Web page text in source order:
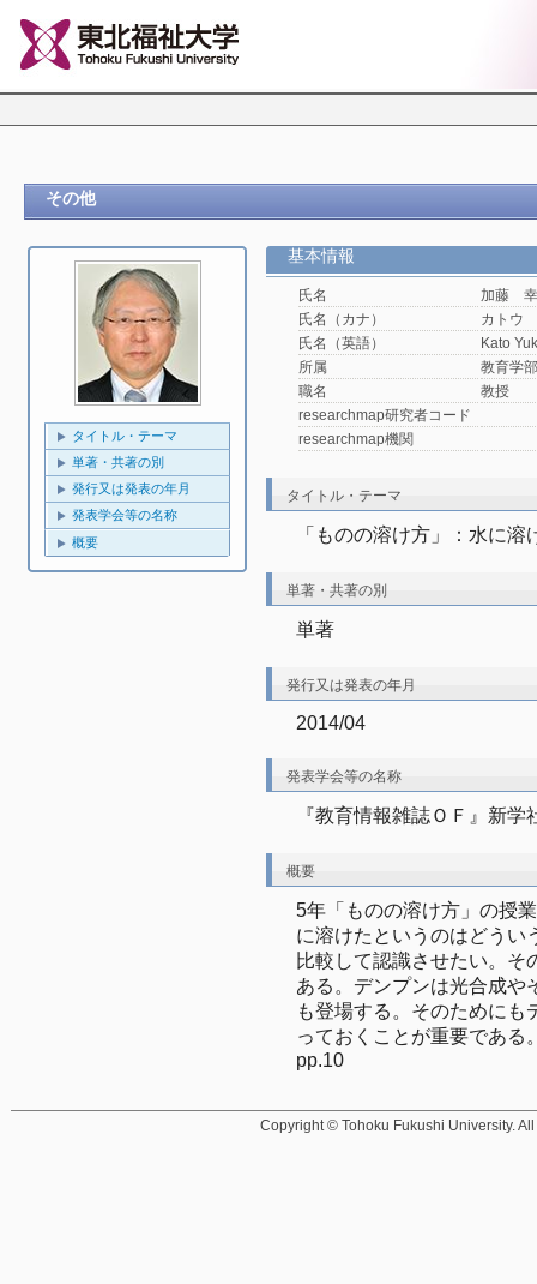
その他
タイトル・テーマ
単著・共著の別
発行又は発表の年月
発表学会等の名称
概要
基本情報
氏名
加藤
氏名（カナ）
カトウ
氏名（英語）
Kato
所属
教育学
職名
教授
researchmap研究者コード
researchmap機関
タイトル・テーマ
「ものの溶け方」：水に
単著・共著の別
単著
発行又は発表の年月
2014/04
発表学会等の名称
『教育情報雑誌ＯＦ』新学
概要
5年「ものの溶け方」の授
に溶けたというのはどうい
比較して認識させたい。そ
ある。デンプンは光合成や
も登場する。そのためにも
っておくことが重要である
pp.10